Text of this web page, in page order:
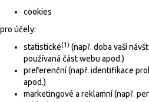
cookies
pro účely:
statistické(1) (např. doba vaší
používaná část webu apod.)
preferenční (např. identifikace
apod.)
marketingové a reklamní (např.